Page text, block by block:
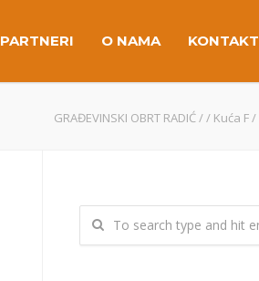
PARTNERI O NAMA KONTAKT
GRAĐEVINSKI OBRT RADIĆ// Kuća F/